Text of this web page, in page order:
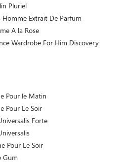
Pluriel
Extrait De Parfum
A la Rose
Wardrobe For Him Discovery
Pour le Matin
Pour Le Soir
Forte
Pour Le Soir
Gum